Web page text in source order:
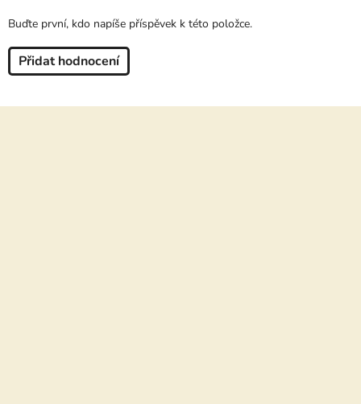
Buďte první, kdo napíše příspěvek k této položce.
Přidat hodnocení